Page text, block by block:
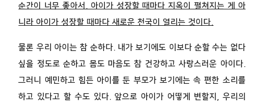
순간이 너무 좋아서. 아이가 성장할 때마다 지옥이 펼쳐지는 게 아
니라 아이가 성장할 때마다 새로운 천국이 열리는 것이다.
물론 우리 아이는 참 순하다. 내가 보기에도 이보다 순할 수는 없다
싶을 정도로 순하고 몸도 마음도 참 건강하고 사랑스러운 아이다.
그러니 예민하고 힘든 아이를 둔 부모가 보기에는 속 편한 소리를
하고 있다고 할 수도 있다. 앞으로 아이가 어떻게 변할지, 우리의